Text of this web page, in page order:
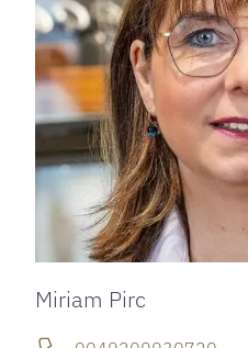
Miriam Pirc